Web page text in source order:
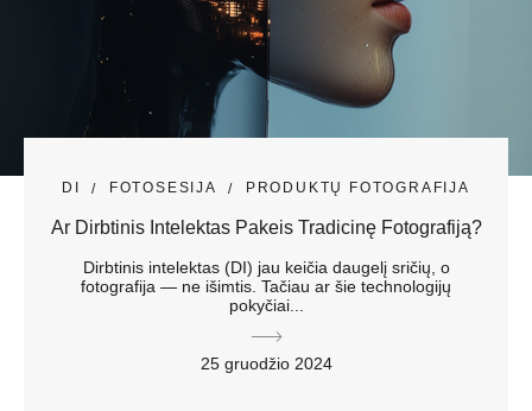
DI FOTOSESIJA PRODUKTŲ FOTOGRAFIJA
Ar Dirbtinis Intelektas Pakeis Tradicinę Fotografiją?
Dirbtinis intelektas (DI) jau keičia daugelį sričių, o
fotografija — ne išimtis. Tačiau ar šie technologijų
pokyčiai...
25 gruodžio 2024